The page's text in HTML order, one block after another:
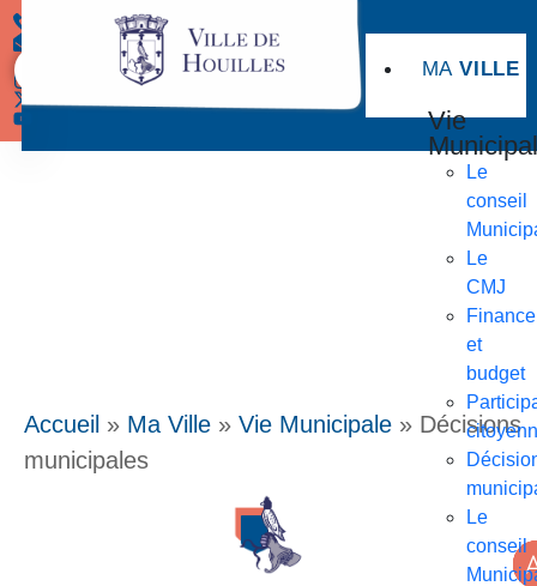
Démarches MAVILLE
Vie
Le
conseil
Le
CMJ
Finance
et
budget
Le
conseil
Accueil » Ma Ville » Vie Municipale » Décisions
municipales